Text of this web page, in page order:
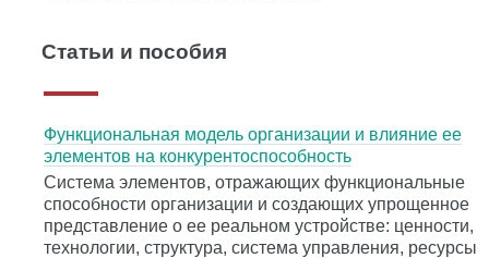
Статьи и пособия
Функциональная модель организации и влияние ее
элементов на конкурентоспособность
Система элементов, отражающих функциональные
способности организации и создающих упрощенное
представление о ее реальном устройстве: ценности,
технологии, структура, система управления, ресурсы